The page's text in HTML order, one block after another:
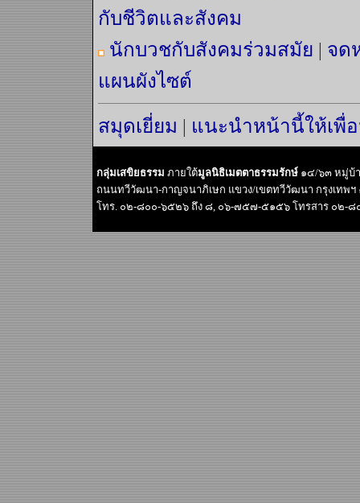
กับชีวิตและสังคม
นักบวชกับสังคมร่วมสมัย | จด
แผนผังไซต์
สมุดเยี่ยม | แนะนำหน้านี้ให้เพื่
กลุ่มเสขิยธรรม ภายใต้มูลนิธิเมตตาธรรมรักษ์ ๑๔/๖๓ หมู่บ้
ถนนทวีวัฒนา-กาญจนาภิเษก แขวง/เขตทวีวัฒนา กรุงเทพฯ
โทร. ๐๒-๘๐๐-๖๕๒๖ ถึง ๘, ๐๖-๗๕๗-๕๑๕๖ โทรสาร ๐๒-